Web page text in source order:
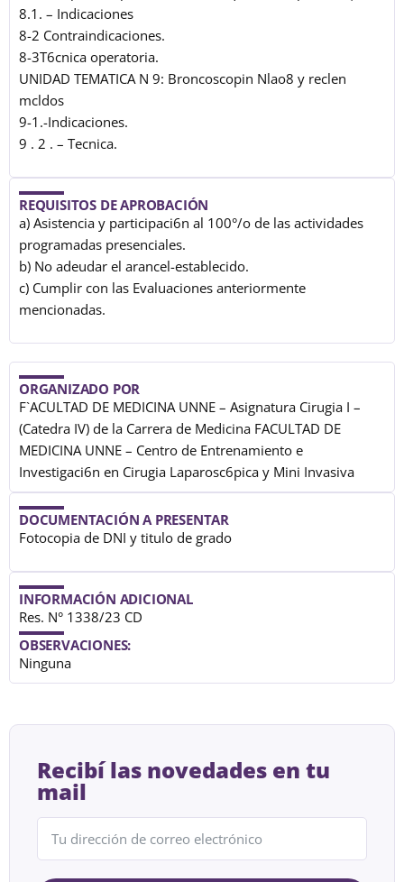
8.1. – Indicaciones
8-2 Contraindicaciones.
8-3T6cnica operatoria.
UNIDAD TEMATICA N 9: Broncoscopin Nlao8 y reclen
mcldos
9-1.-Indicaciones.
9 . 2 . – Tecnica.
REQUISITOS DE APROBACIÓN
a) Asistencia y participaci6n al 100°/o de las actividades
programadas presenciales.
b) No adeudar el arancel-establecido.
c) Cumplir con las Evaluaciones anteriormente
mencionadas.
ORGANIZADO POR
F`ACULTAD DE MEDICINA UNNE – Asignatura Cirugia I –
(Catedra IV) de la Carrera de Medicina FACULTAD DE
MEDICINA UNNE – Centro de Entrenamiento e
Investigaci6n en Cirugia Laparosc6pica y Mini Invasiva
DOCUMENTACIÓN A PRESENTAR
Fotocopia de DNI y titulo de grado
INFORMACIÓN ADICIONAL
Res. N° 1338/23 CD
OBSERVACIONES:
Ninguna
Recibí las novedades en tu
mail